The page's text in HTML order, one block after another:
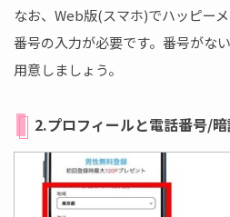
なお、Web版(スマホ)でハッピー
番号の入力が必要です。番号がな
用意しましょう。
2.プロフィールと電話番号/